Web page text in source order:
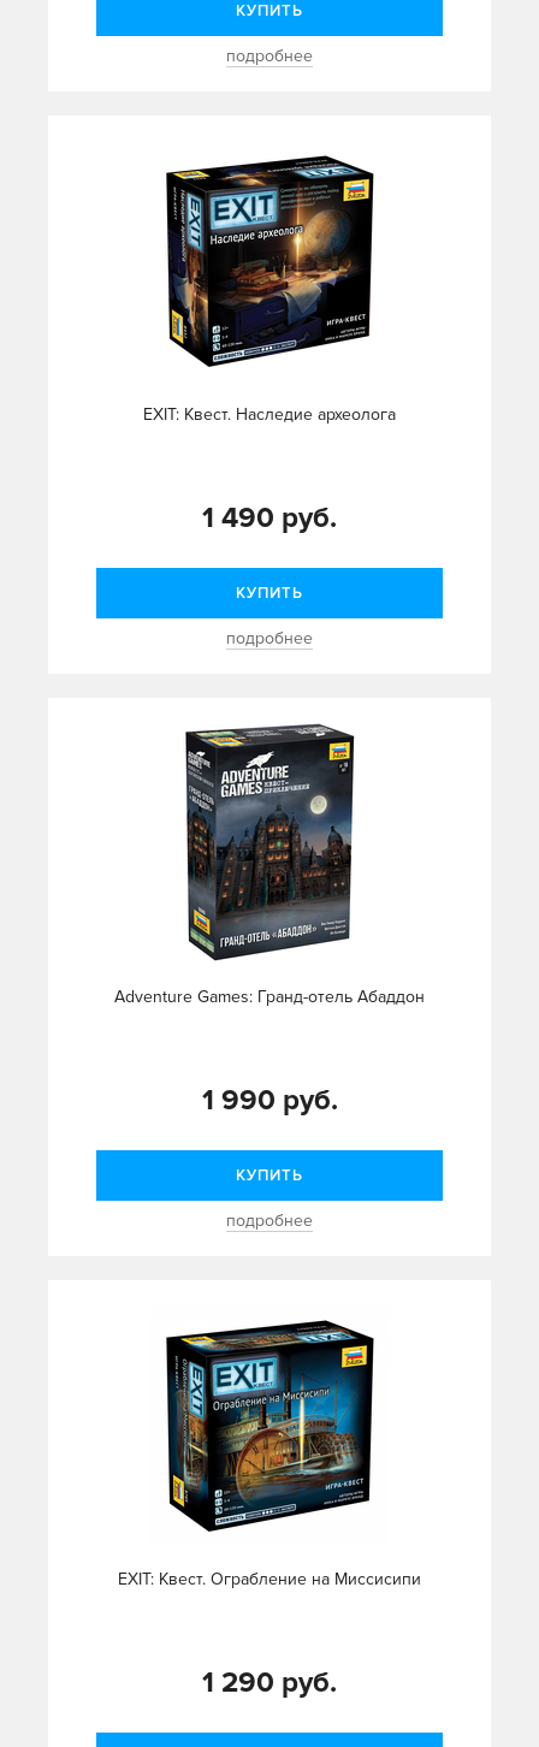
КУПИТЬ
подробнее
EXIT: Квест. Наследие археолога
1 490 руб.
КУПИТЬ
подробнее
Adventure Games: Гранд-отель Абаддон
1 990 руб.
КУПИТЬ
подробнее
EXIT: Квест. Ограбление на Миссисипи
1 290 руб.